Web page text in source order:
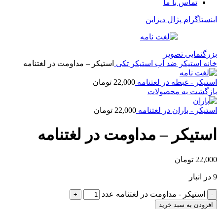
تماس با ما
اینستاگرام پژال دیزاین
بزرگنمایی تصویر
خانه استیکر ضد آب استیکر تکی استیکر – مداومت در لغتنامه
استیکر - غبطه در لغتنامه 22,000 تومان
بازگشت به محصولات
استیکر - باران در لغتنامه 22,000 تومان
استیکر – مداومت در لغتنامه
22,000 تومان
9 در انبار
استیکر - مداومت در لغتنامه عدد
افزودن به سبد خرید